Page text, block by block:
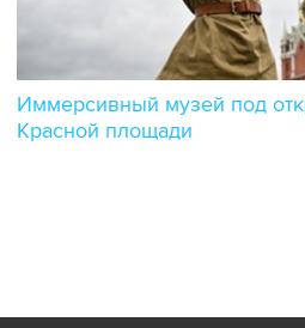
Иммерсивный музей под
Красной площади